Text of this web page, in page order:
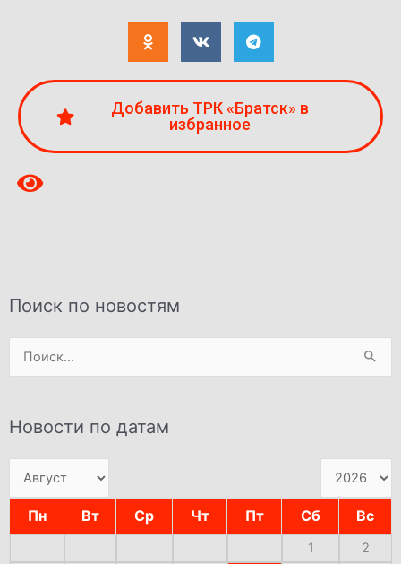
Добавить ТРК «Братск» в
избранное
Поиск по новостям
Поиск:
Новости по датам
Пн Вт Ср Чт Пт Сб Вс
1
2